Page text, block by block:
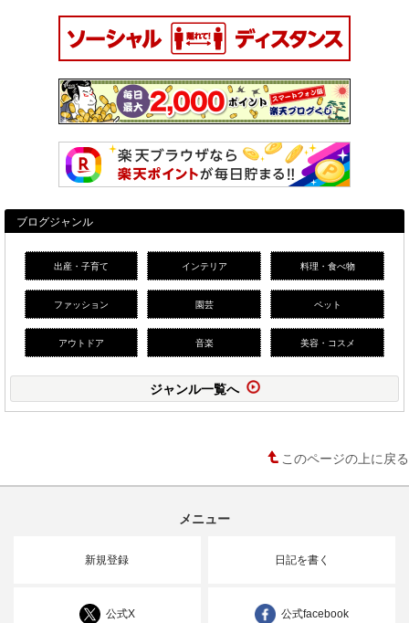
ブログジャンル
出産・子育て インテリア 料理・食べ物
ファッション 園芸 ペット
アウトドア 音楽 美容・コスメ
ジャンル一覧へ
このページの上に戻る
メニュー
新規登録 日記を書く
公式X 公式facebook